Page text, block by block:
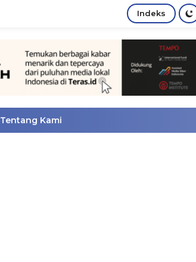
Indeks
Tentang Kami